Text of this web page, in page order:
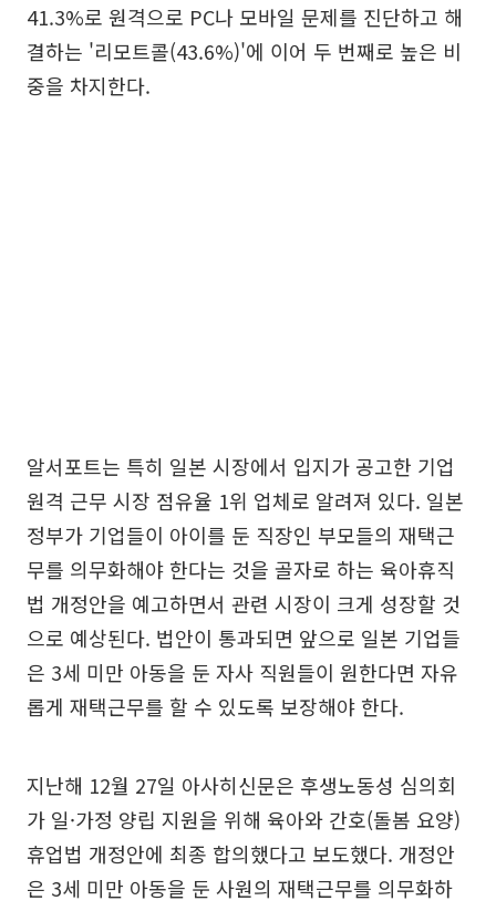
41.3%로 원격으로 PC나 모바일 문제를 진단하고 해
결하는 '리모트콜(43.6%)'에 이어 두 번째로 높은 비
중을 차지한다.
알서포트는 특히 일본 시장에서 입지가 공고한 기업
원격 근무 시장 점유율 1위 업체로 알려져 있다. 일본
정부가 기업들이 아이를 둔 직장인 부모들의 재택근
무를 의무화해야 한다는 것을 골자로 하는 육아휴직
법 개정안을 예고하면서 관련 시장이 크게 성장할 것
으로 예상된다. 법안이 통과되면 앞으로 일본 기업들
은 3세 미만 아동을 둔 자사 직원들이 원한다면 자유
롭게 재택근무를 할 수 있도록 보장해야 한다.
지난해 12월 27일 아사히신문은 후생노동성 심의회
가 일·가정 양립 지원을 위해 육아와 간호(돌봄 요양)
휴업법 개정안에 최종 합의했다고 보도했다. 개정안
은 3세 미만 아동을 둔 사원의 재택근무를 의무화하